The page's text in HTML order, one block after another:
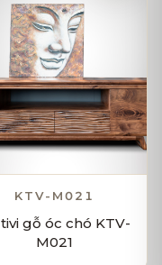
KTV-M021
gỗ óc chó KTV-
M021